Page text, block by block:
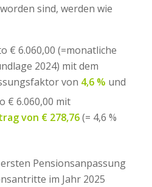
sind, werden wie
€ 6.060,00 (=monatliche
2024) mit dem
von 4,6 % und
€ 6.060,00 mit
von € 278,76(= 4,6 %
Pensionsanpassung
im Jahr 2025